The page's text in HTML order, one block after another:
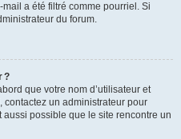
a été filtré comme pourriel. Si
du forum.
?
que votre nom d’utilisateur et
contactez un administrateur pour
aussi possible que le site rencontre un